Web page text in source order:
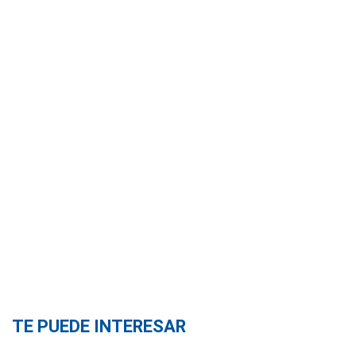
TE PUEDE INTERESAR